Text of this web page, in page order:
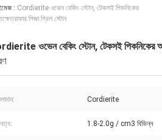
: Cordierite ওভেন বেকিং স্টোন, টেকসই পিকনিকের
পিজা গ্রিল স্টোন
ওভেন বেকিং স্টোন, টেকসই পিকনিকের
Cordierite
1.8-2.0g / cm3 বিভিন্ন